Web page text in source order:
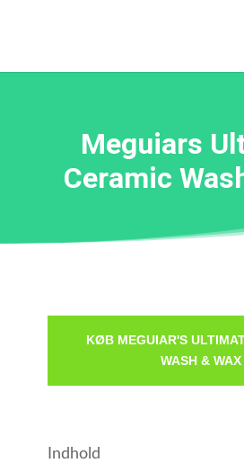
Meguiars
Ceramic
KØB MEGUIAR'S
WASH & WAX
Indhold